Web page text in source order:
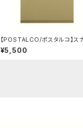
【POSTALCO/ポスタルコ】ス
プパッド SQ A4 (Light Beige)
¥5,500